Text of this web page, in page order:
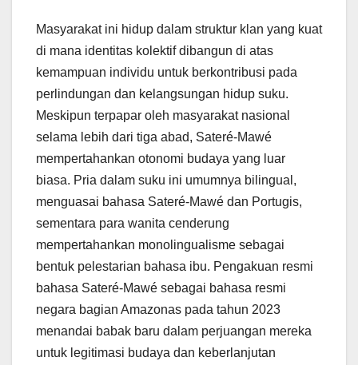
Masyarakat ini hidup dalam struktur klan yang kuat
di mana identitas kolektif dibangun di atas
kemampuan individu untuk berkontribusi pada
perlindungan dan kelangsungan hidup suku.
Meskipun terpapar oleh masyarakat nasional
selama lebih dari tiga abad, Sateré-Mawé
mempertahankan otonomi budaya yang luar
biasa. Pria dalam suku ini umumnya bilingual,
menguasai bahasa Sateré-Mawé dan Portugis,
sementara para wanita cenderung
mempertahankan monolingualisme sebagai
bentuk pelestarian bahasa ibu. Pengakuan resmi
bahasa Sateré-Mawé sebagai bahasa resmi
negara bagian Amazonas pada tahun 2023
menandai babak baru dalam perjuangan mereka
untuk legitimasi budaya dan keberlanjutan